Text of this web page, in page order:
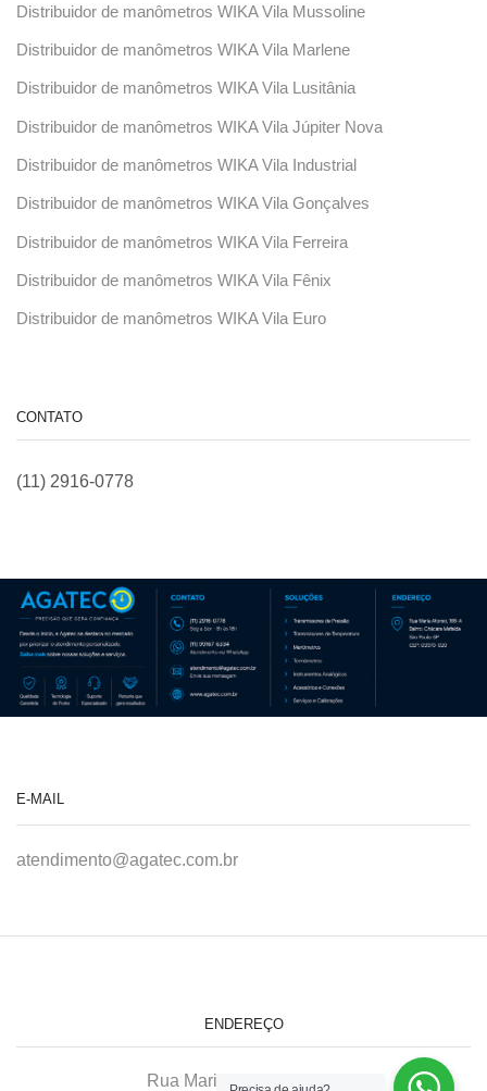
Distribuidor de manômetros WIKA Vila Mussoline
Distribuidor de manômetros WIKA Vila Marlene
Distribuidor de manômetros WIKA Vila Lusitânia
Distribuidor de manômetros WIKA Vila Júpiter Nova
Distribuidor de manômetros WIKA Vila Industrial
Distribuidor de manômetros WIKA Vila Gonçalves
Distribuidor de manômetros WIKA Vila Ferreira
Distribuidor de manômetros WIKA Vila Fênix
Distribuidor de manômetros WIKA Vila Euro
CONTATO
(11) 2916-0778
E-MAIL
atendimento@agatec.com.br
ENDEREÇO
Rua Maria Afonso, 166-A